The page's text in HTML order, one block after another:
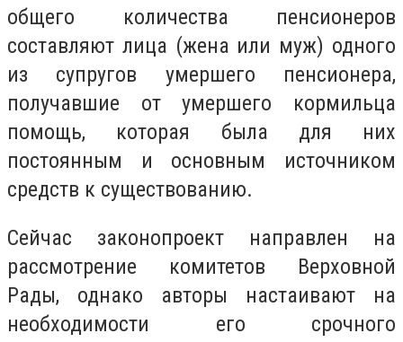
общего количества пенсионеров
составляют лица (жена или муж) одного
из супругов умершего пенсионера,
получавшие от умершего кормильца
помощь, которая была для них
постоянным и основным источником
средств к существованию.
Сейчас законопроект направлен на
рассмотрение комитетов Верховной
Рады, однако авторы настаивают на
необходимости его срочного